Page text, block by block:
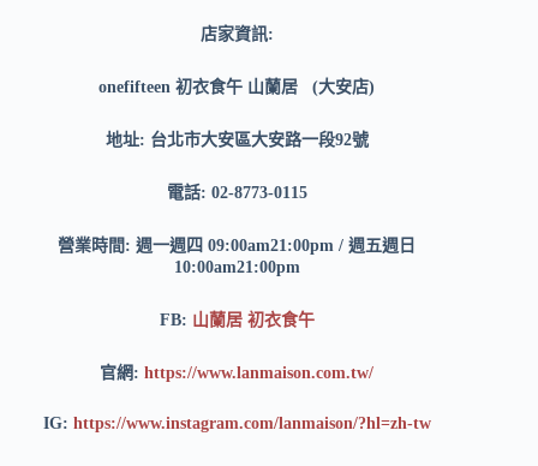
店家資訊:
onefifteen初衣食午 山蘭居 (大安店)
地址: 台北市大安區大安路一段92號
電話: 02-8773-0115
營業時間: 週一週四 09:00am21:00pm / 週五週日
10:00am21:00pm
FB: 山蘭居 初衣食午
官網:https://www.lanmaison.com.tw/
IG: https://www.instagram.com/lanmaison/?hl=zh-tw